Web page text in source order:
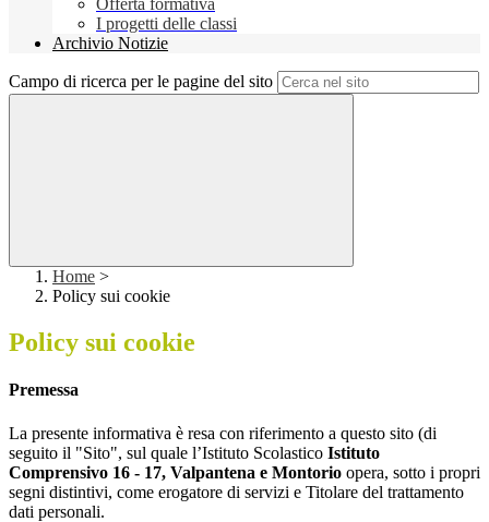
Offerta formativa
I progetti delle classi
Archivio Notizie
Campo di ricerca per le pagine del sito
Home >
Policy sui cookie
Policy sui cookie
Premessa
La presente informativa è resa con riferimento a questo sito (di
seguito il "Sito", sul quale l’Istituto Scolastico Istituto
Comprensivo 16 - 17, Valpantena e Montorio opera, sotto i propri
segni distintivi, come erogatore di servizi e Titolare del trattamento
dati personali.